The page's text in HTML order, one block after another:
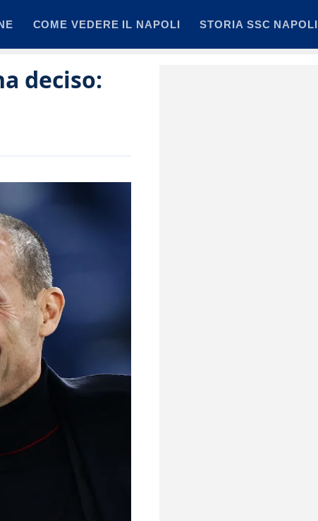
COME VEDERE IL NAPOLI STORIA SSC NAPOLI
deciso: